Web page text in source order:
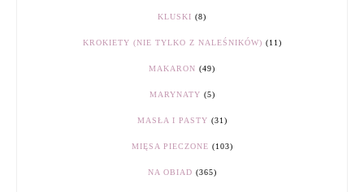
KLUSKI (8)
KROKIETY (NIE TYLKO Z NALEŚNIKÓW) (11)
MAKARON (49)
MARYNATY (5)
MASŁA I PASTY (31)
MIĘSA PIECZONE (103)
NA OBIAD (365)